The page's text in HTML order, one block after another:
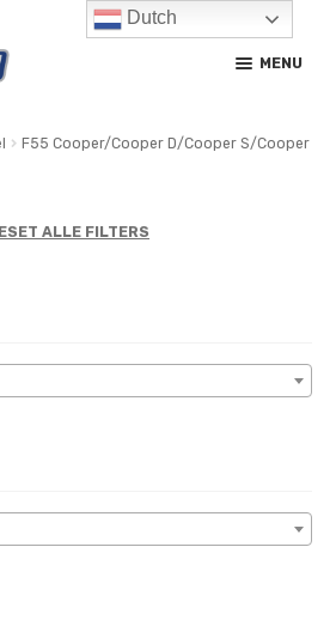
MENU
F55 Cooper/Cooper D/Cooper S/Cooper
ALLE FILTERS
Dutch